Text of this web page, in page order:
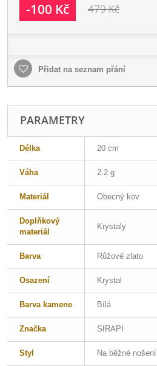
-100 Kč 479 Kč
Přidat na seznam přání
PARAMETRY
Délka 20 cm
Váha 2.2 g
Materiál Obecný kov
Doplňkový
materiál
Krystaly
Barva Růžové zlato
Osazení Krystal
Barva kamene Bílá
Značka SIRAPI
Styl Na běžné nošení